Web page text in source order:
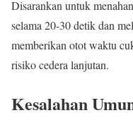
Disarankan untuk
selama 20-30 detik dan
memberikan otot waktu
risiko cedera lanjutan.
Kesalahan